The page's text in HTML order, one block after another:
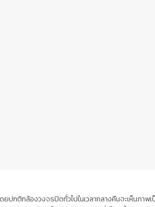
ยปกติกล้องวงจรปิดทั่วไปในเวลากลางคืนจะเห็นภาพ